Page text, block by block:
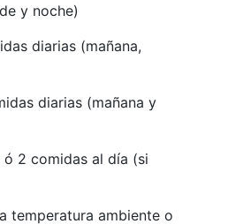
y noche)
diarias (mañana,
diarias (mañana y
ó 2 comidas al día (si
temperatura ambiente o